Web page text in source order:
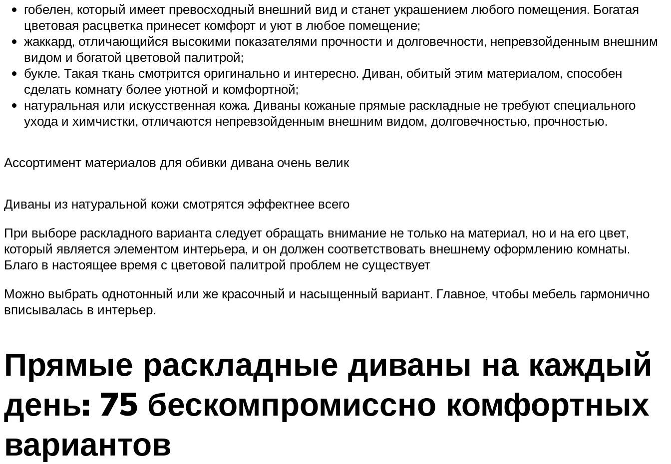
гобелен, который имеет превосходный внешний вид и станет украшением любого помещения. Богатая
цветовая расцветка принесет комфорт и уют в любое помещение;
жаккард, отличающийся высокими показателями прочности и долговечности, непревзойденным внешним
видом и богатой цветовой палитрой;
букле. Такая ткань смотрится оригинально и интересно. Диван, обитый этим материалом, способен
сделать комнату более уютной и комфортной;
натуральная или искусственная кожа. Диваны кожаные прямые раскладные не требуют специального
ухода и химчистки, отличаются непревзойденным внешним видом, долговечностью, прочностью.
Ассортимент материалов для обивки дивана очень велик
Диваны из натуральной кожи смотрятся эффектнее всего
При выборе раскладного варианта следует обращать внимание не только на материал, но и на его цвет,
который является элементом интерьера, и он должен соответствовать внешнему оформлению комнаты.
Благо в настоящее время с цветовой палитрой проблем не существует
Можно выбрать однотонный или же красочный и насыщенный вариант. Главное, чтобы мебель гармонично
вписывалась в интерьер.
Прямые раскладные диваны на каждый
день: 75 бескомпромиссно комфортных
вариантов